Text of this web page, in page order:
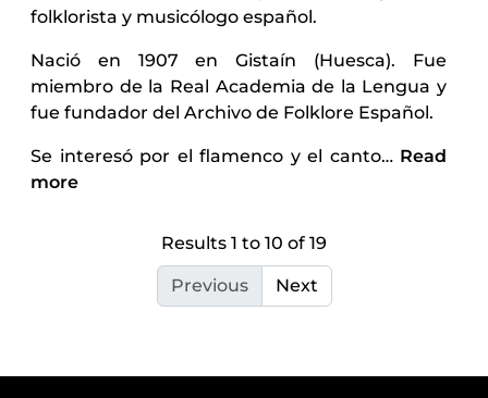
folklorista y musicólogo español.
Nació en 1907 en Gistaín (Huesca). Fue
miembro de la Real Academia de la Lengua y
fue fundador del Archivo de Folklore Español.
Se interesó por el flamenco y el canto… Read
more
Results 1 to 10 of 19
Previous Next